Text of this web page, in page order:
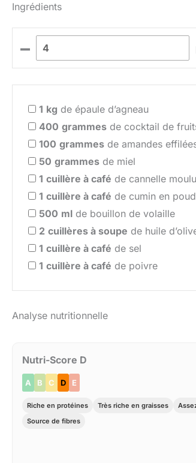
Ingrédients
–
1 kg de épaule d’agneau
400 grammes de cocktail de
100 grammes de amandes
50 grammes de miel
1 cuillère à café de cannelle
1 cuillère à café de cumin en
500 ml de bouillon de volaille
2 cuillères à soupe de huile
1 cuillère à café de sel
1 cuillère à café de poivre
Analyse nutritionnelle
Nutri-Score D
A B C D E
Riche en protéines Très riche en graisses
Source de fibres